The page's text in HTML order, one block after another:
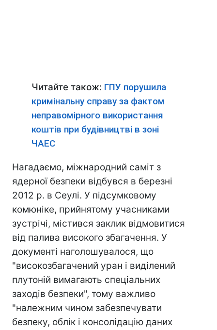
Читайте також: ГПУ порушила
кримінальну справу за фактом
неправомірного використання
коштів при будівництві в зоні
ЧАЕС
Нагадаємо, міжнародний саміт з
ядерної безпеки відбувся в березні
2012 р. в Сеулі. У підсумковому
комюніке, прийнятому учасниками
зустрічі, містився заклик відмовитися
від палива високого збагачення. У
документі наголошувалося, що
"високозбагачений уран і виділений
плутоній вимагають спеціальних
заходів безпеки", тому важливо
"належним чином забезпечувати
безпеку, облік і консолідацію даних